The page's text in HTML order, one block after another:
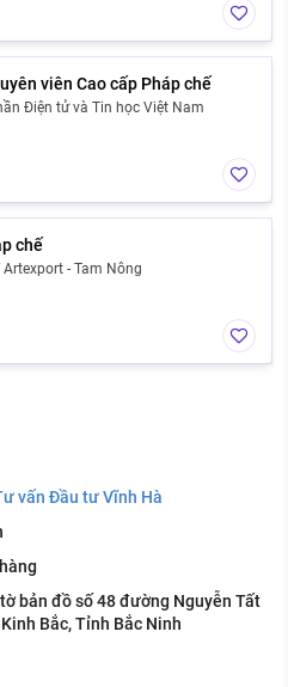
viên Cao cấp Pháp chế
Điện tử và Tin học Việt Nam
chế
- Tam Nông
vấn Đầu tư Vĩnh Hà
bản đồ số 48 đường Nguyễn Tất
Bắc, Tỉnh Bắc Ninh